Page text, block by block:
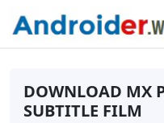
DOWNLOAD MX
SUBTITLE FILM